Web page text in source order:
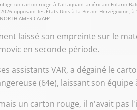
un carton rouge à l'attaquant américain Folarin
opposant les États-Unis à la Bosnie-Herzégovine,
AMERICA/AFP
laissé son empreinte sur le
en seconde période.
assistants VAR, a dégainé le
(64e), laissant son
un carton rouge, il n'avait pas